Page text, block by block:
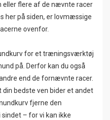
eller flere af de nævnte racer
her på siden, er lovmæssige
ovenfor.
for et træningsværktøj
på. Derfor kan du også
end de fornævnte racer.
din bedste ven bider et andet
fjerne den
– for vi kan ikke